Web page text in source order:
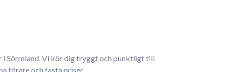
Sörmland. Vi kör dig tryggt och punktligt till
förare och fasta priser.